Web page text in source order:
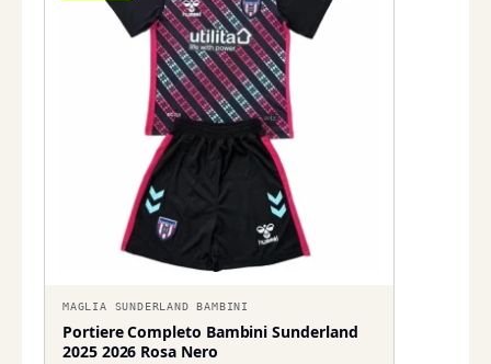
MAGLIA SUNDERLAND BAMBINI
Portiere Completo Bambini Sunderland
2025 2026 Rosa Nero